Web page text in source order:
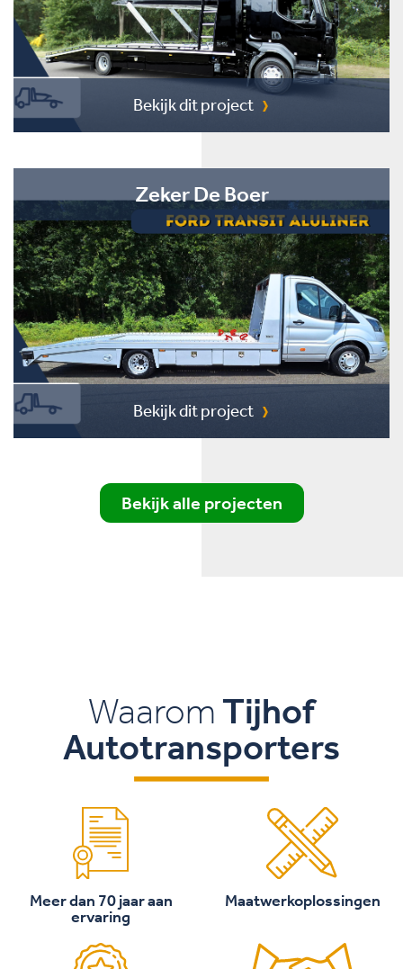
Bekijk dit project
Zeker De Boer
Bekijk dit project
Bekijk alle projecten
Waarom Tijhof
Autotransporters
Meer dan 70 jaar aan
ervaring
Maatwerkoplossingen